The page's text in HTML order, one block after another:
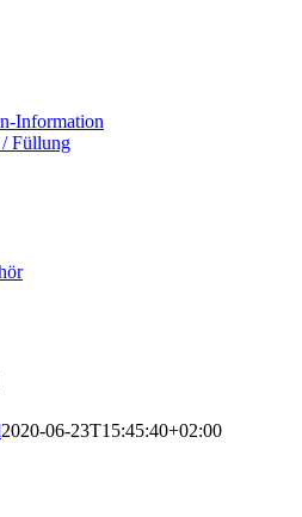
Information
/ Füllung
2020-06-23T15:45:40+02:00